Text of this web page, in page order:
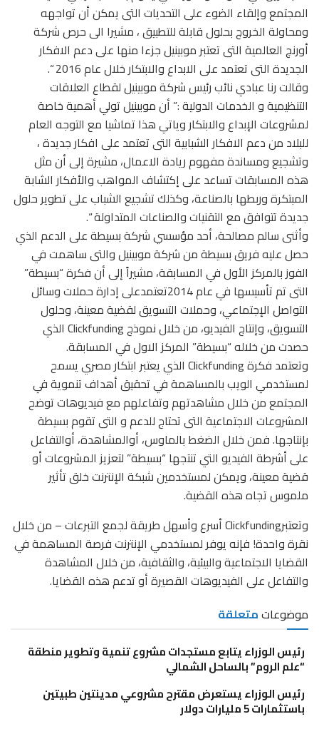
المجتمع وإلقاء الضوء على التحديات التى يمكن أن تواجهه
ومحاولة الخروج بحلول قابلة للتطبيق ، مشيرا الى حرص شركة
أورنچ العالمية التى تعتبر موبينيل جزءا منها على دعم الافكار
الجديدة التى تعتمد على الابداع والابتكار خلال عام 2016 “.
وقالت رنا عبادي نائب رئيس شركة موبينيل لقطاع العلاقات
التنظيمية و الخدمات الدولية :” أن موبينيل تولي أهمية خاصة
لمشروعات الإبداع والابتكار وياتي هذا تماشيا مع التوجه العام
للبلاد من دعم الافكار الشبابية التى تعتمد على افكار جديدة ،
وتشجيع ومساندة مفهوم ريادة الاعمال، مشيرة إلى أن مثل
هذه المسابقات تساعد على إكتشاف المواهب والأفكار الشابة
المبتكرة وربطها بالصناعة، وكذلك تشجيع الشباب على تطوير حلول
جديدة تتوافق مع التقنيات والصناعات المتداولة “.
وأثنى سالم مصالحة، أحد مؤسسي شركة بسيطة على الدعم الذي
حصل عليه فريق بسيطة من شركة موبينيل والتى ساهمت في
الفوز بالمركز الأول في المسابقة، مشيراً إلى أن فكرة “بسيطة”
التى تم تأسيسها في عام 2014تعتمدعلى إدارة حملات وسائل
التواصل الإجتماعي، وحملات التسويق لقضية معينة، وحلول
التسويق، وإنتاج الفيديو، من خلال نموذج Clickfunding الذي
حصدت من خلاله “بسيطة” المركز الاول في المسابقة.
وتعتمد فكرة Clickfunding الذي يعتبر ابتكار مصري يسمح
لمستخدمي الويب بالمساهمة في تحقيق أهداف تنموية في
المجتمع من خلال مشاهدتهم وتفاعلهم مع فيديوهات توضح
المشروعات الاجتماعية التى تحتاج للدعم و التى تقوم بسيطة
بإنتاجها. فمن خلال الضغط بالماوس، أوالمشاهدة، أوالتفاعل
على أشرطة الفيديو التي تنتجها “بسيطة” لتعزيز المشروعات أو
قضية معينة، ويمكن لمستخدمين شبكة الإنترنت خلق تأثير
ملموس تجاه هذه القضية.
وتعتبرClickfunding أسرع وأسهل طريقة لجمع التبرعات – من خلال
نقرة واحدة! فإنه يوفر لمستخدمي الإنترنت فرصة المساهمة في
القضايا الاجتماعية والبيئية، والثقافية، من خلال المشاهدة
والتفاعل على الفيديوهات القصيرة أو تدعم هذه القضايا.
موضوعاتمتعلقة
رئيس الوزراء يتابع مستجدات مشروع تنمية وتطوير منطقة
“علم الروم” بالساحل الشمالي
رئيس الوزراء يستعرض مقترح مشروعي مدينتين طبيتين
باستثمارات 5 مليارات دولار